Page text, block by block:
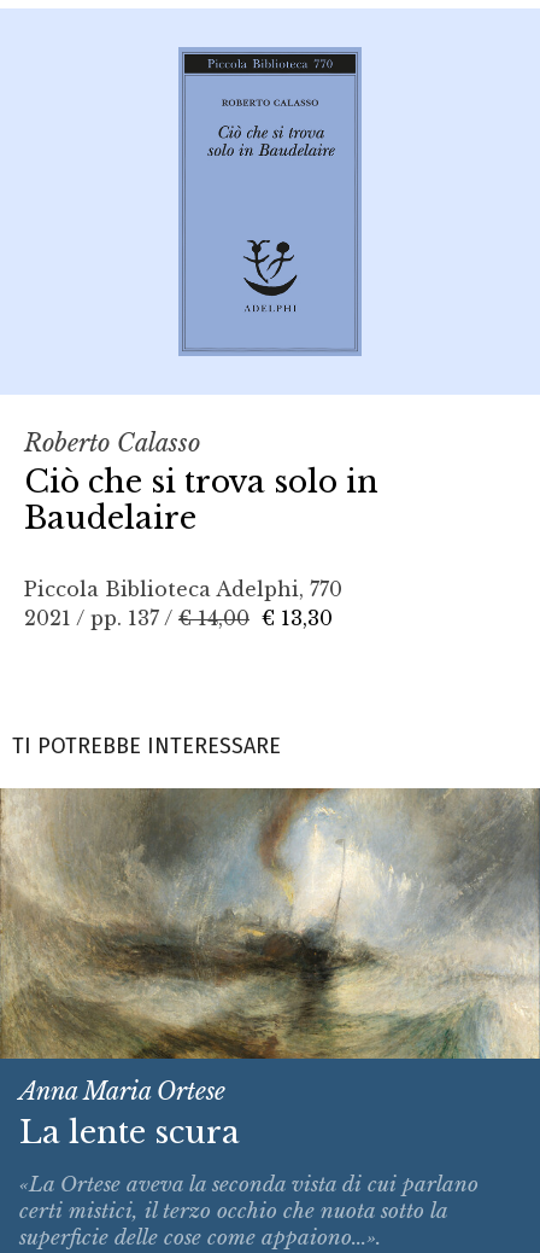
Roberto Calasso
Ciò che si trova solo in
Baudelaire
Piccola Biblioteca Adelphi, 770
2021 / pp. 137 / € 14,00 € 13,30
TI POTREBBE INTERESSARE
Anna Maria Ortese
La lente scura
«La Ortese aveva la seconda vista di cui parlano
certi mistici, il terzo occhio che nuota sotto la
superficie delle cose come appaiono...».